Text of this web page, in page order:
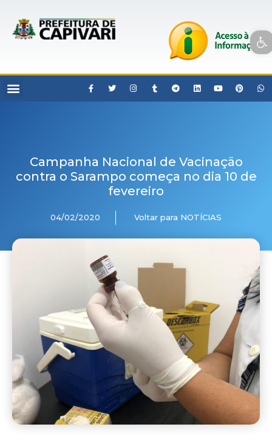
Open toolbar
Campanha Nacional de Vacinação
contra o Sarampo começa no dia 10 de
fevereiro
04/02/2020 Voltar para NOTÍCIAS